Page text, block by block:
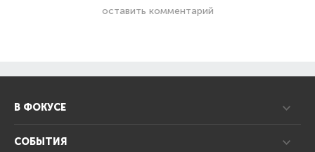
оставить комментарий
В ФОКУСЕ
СОБЫТИЯ